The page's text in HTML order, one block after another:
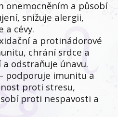
onemocněním a působí
snižuje alergii,
a cévy.
a protinádorové
chrání srdce a
odstraňuje únavu.
podporuje imunitu a
proti stresu,
proti nespavosti a